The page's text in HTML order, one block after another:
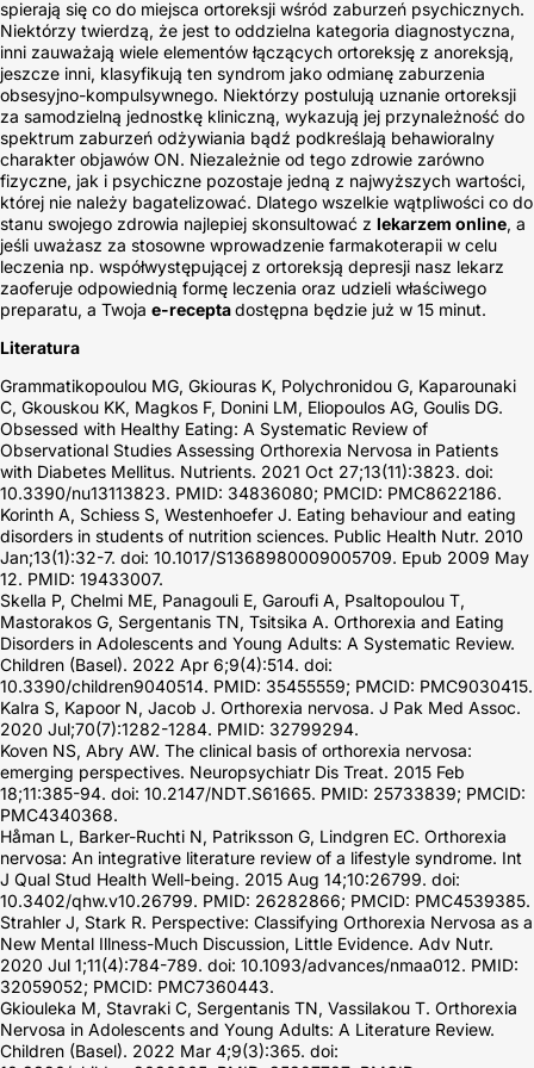
spierają się co do miejsca ortoreksji wśród zaburzeń psychicznych.
Niektórzy twierdzą, że jest to oddzielna kategoria diagnostyczna,
inni zauważają wiele elementów łączących ortoreksję z anoreksją,
jeszcze inni, klasyfikują ten syndrom jako odmianę zaburzenia
obsesyjno-kompulsywnego. Niektórzy postulują uznanie ortoreksji
za samodzielną jednostkę kliniczną, wykazują jej przynależność do
spektrum zaburzeń odżywiania bądź podkreślają behawioralny
charakter objawów ON. Niezależnie od tego zdrowie zarówno
fizyczne, jak i psychiczne pozostaje jedną z najwyższych wartości,
której nie należy bagatelizować. Dlatego wszelkie wątpliwości co do
stanu swojego zdrowia najlepiej skonsultować z lekarzem online, a
jeśli uważasz za stosowne wprowadzenie farmakoterapii w celu
leczenia np. współwystępującej z ortoreksją depresji nasz lekarz
zaoferuje odpowiednią formę leczenia oraz udzieli właściwego
preparatu, a Twoja e-receptadostępna będzie już w 15 minut.
Literatura
Grammatikopoulou MG, Gkiouras K, Polychronidou G, Kaparounaki
C, Gkouskou KK, Magkos F, Donini LM, Eliopoulos AG, Goulis DG.
Obsessed with Healthy Eating: A Systematic Review of
Observational Studies Assessing Orthorexia Nervosa in Patients
with Diabetes Mellitus. Nutrients. 2021 Oct 27;13(11):3823. doi:
10.3390/nu13113823. PMID: 34836080; PMCID: PMC8622186.
Korinth A, Schiess S, Westenhoefer J. Eating behaviour and eating
disorders in students of nutrition sciences. Public Health Nutr. 2010
Jan;13(1):32-7. doi: 10.1017/S1368980009005709. Epub 2009 May
12. PMID: 19433007.
Skella P, Chelmi ME, Panagouli E, Garoufi A, Psaltopoulou T,
Mastorakos G, Sergentanis TN, Tsitsika A. Orthorexia and Eating
Disorders in Adolescents and Young Adults: A Systematic Review.
Children (Basel). 2022 Apr 6;9(4):514. doi:
10.3390/children9040514. PMID: 35455559; PMCID: PMC9030415.
Kalra S, Kapoor N, Jacob J. Orthorexia nervosa. J Pak Med Assoc.
2020 Jul;70(7):1282-1284. PMID: 32799294.
Koven NS, Abry AW. The clinical basis of orthorexia nervosa:
emerging perspectives. Neuropsychiatr Dis Treat. 2015 Feb
18;11:385-94. doi: 10.2147/NDT.S61665. PMID: 25733839; PMCID:
PMC4340368.
Håman L, Barker-Ruchti N, Patriksson G, Lindgren EC. Orthorexia
nervosa: An integrative literature review of a lifestyle syndrome. Int
J Qual Stud Health Well-being. 2015 Aug 14;10:26799. doi:
10.3402/qhw.v10.26799. PMID: 26282866; PMCID: PMC4539385.
Strahler J, Stark R. Perspective: Classifying Orthorexia Nervosa as a
New Mental Illness-Much Discussion, Little Evidence. Adv Nutr.
2020 Jul 1;11(4):784-789. doi: 10.1093/advances/nmaa012. PMID:
32059052; PMCID: PMC7360443.
Gkiouleka M, Stavraki C, Sergentanis TN, Vassilakou T. Orthorexia
Nervosa in Adolescents and Young Adults: A Literature Review.
Children (Basel). 2022 Mar 4;9(3):365. doi: